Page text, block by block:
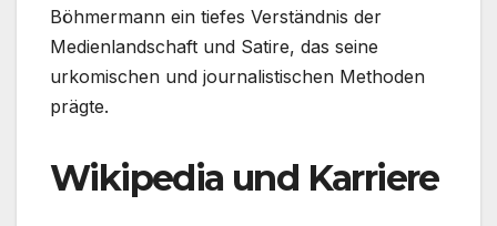
Böhmermann ein tiefes Verständnis der
Medienlandschaft und Satire, das seine
urkomischen und journalistischen Methoden
prägte.
Wikipedia und Karriere